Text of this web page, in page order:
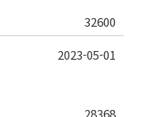
32600
28368
2023-05-01